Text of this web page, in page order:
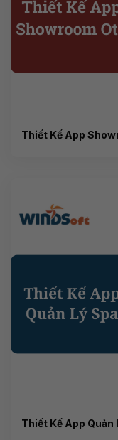
Thiết Kế App
Thiết Kế App Quản